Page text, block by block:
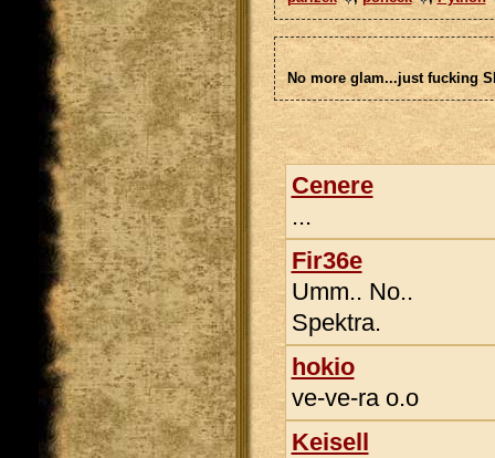
No more glam...just fucking
Cenere
...
Fir36e
Umm.. No..
Spektra.
hokio
ve-ve-ra o.o
Keisell